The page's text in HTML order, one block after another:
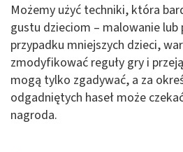
Możemy użyć techniki, która
gustu dzieciom – malowanie lub
przypadku mniejszych dzieci,
zmodyfikować reguły gry i
mogą tylko zgadywać, a za
odgadniętych haseł może
nagroda.